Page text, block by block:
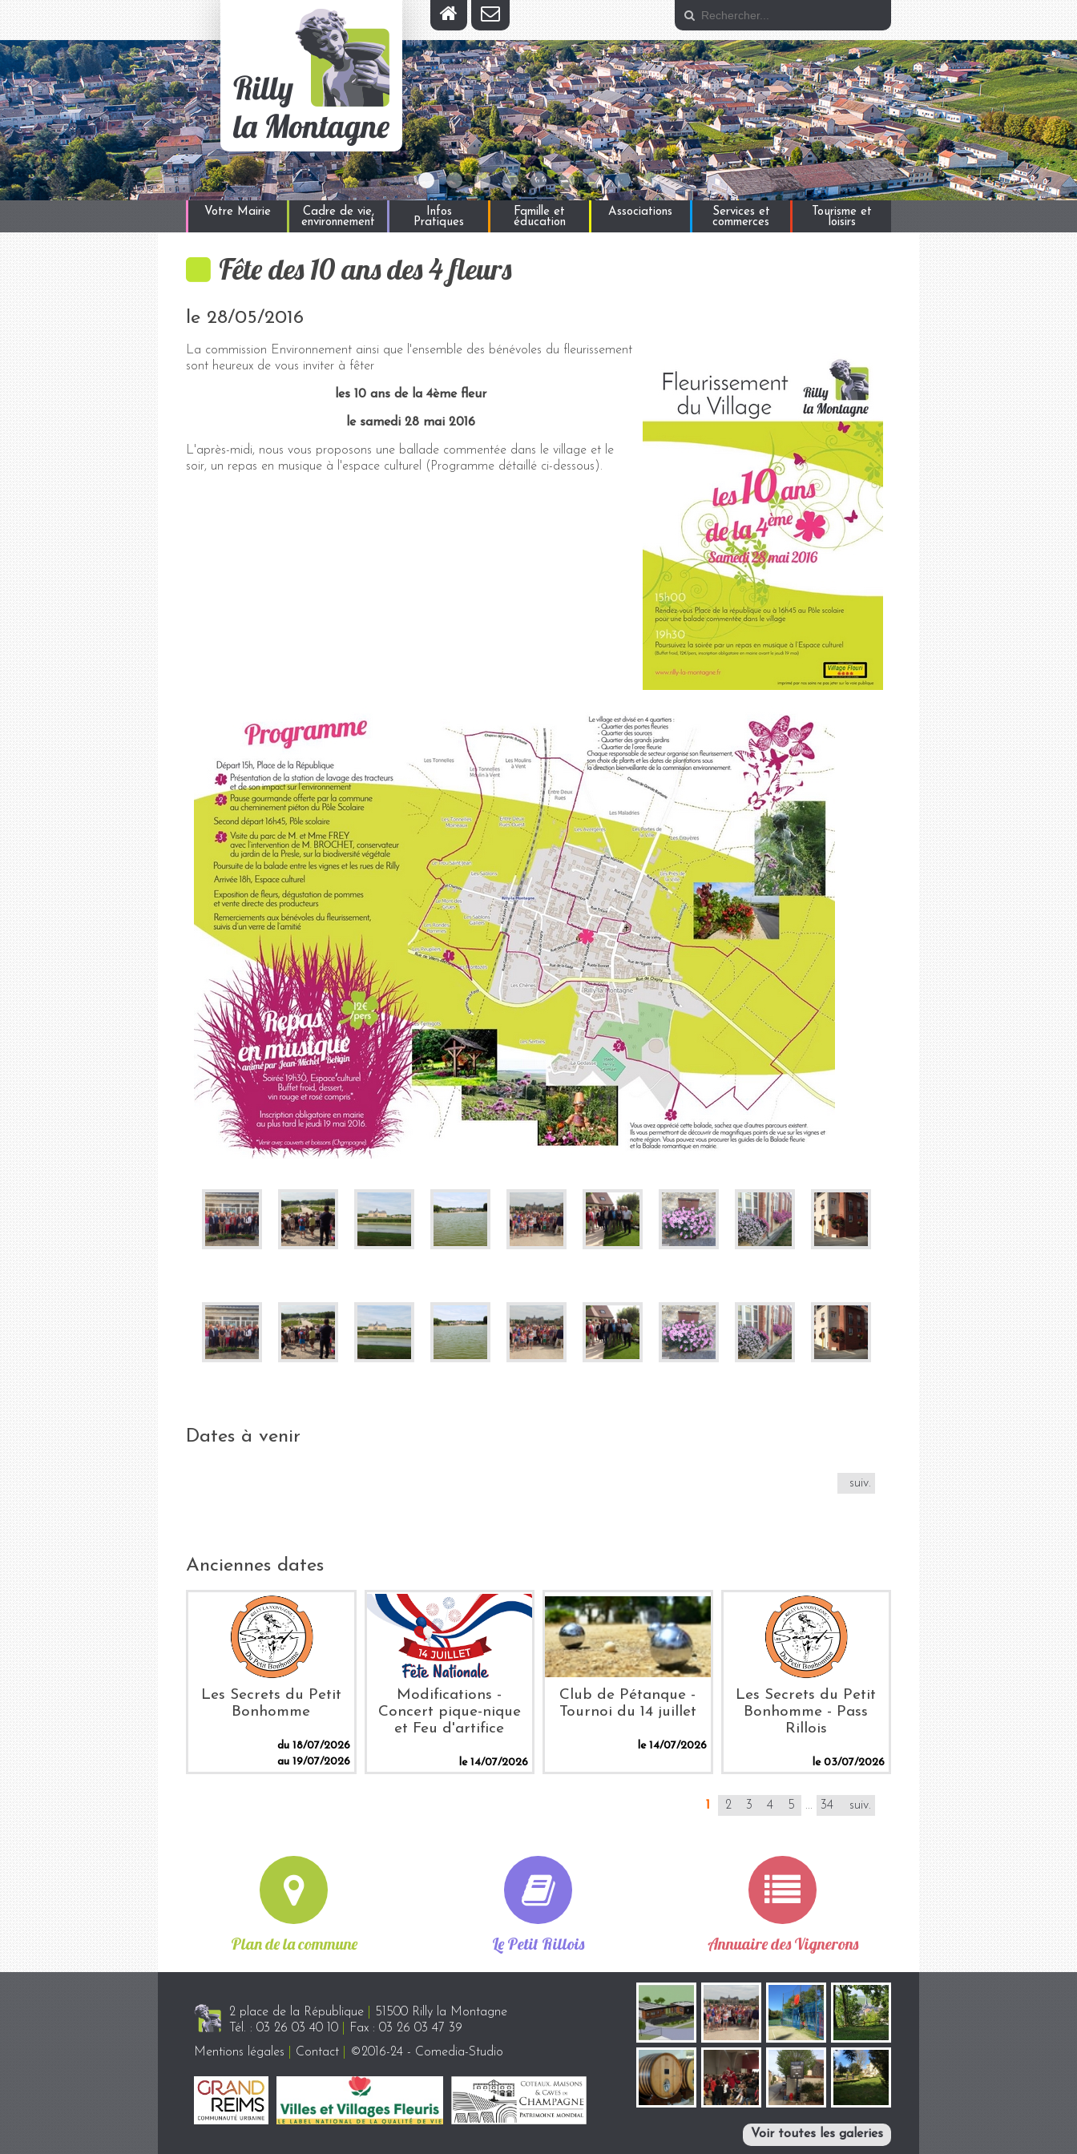
Votre Mairie
Cadre de vie,
environnement
Infos
Pratiques
Famille et
éducation
Associations
Services et
commerces
Tourisme et
loisirs
Fête des 10 ans des 4 fleurs
le 28/05/2016
La commission Environnement ainsi que l'ensemble des bénévoles du fleurissement
sont heureux de vous inviter à fêter
les 10 ans de la 4ème fleur
le samedi 28 mai 2016
L'après-midi, nous vous proposons une ballade commentée dans le village et le
soir, un repas en musique à l'espace culturel (Programme détaillé ci-dessous).
Dates à venir
suiv.
Anciennes dates
Les Secrets du Petit
Bonhomme
du 18/07/2026
au 19/07/2026
Modifications -
Concert pique-nique
et Feu d'artifice
le 14/07/2026
Club de Pétanque -
Tournoi du 14 juillet
le 14/07/2026
Les Secrets du Petit
Bonhomme - Pass
Rillois
le 03/07/2026
1 2 3 4 5 ... 34 suiv.
Plan de la commune Le Petit Rillois Annuaire des Vignerons
2 place de la République
51500 Rilly la Montagne
Tél. : 03 26 03 40 10
Fax : 03 26 03 47 39
Mentions légales
Contact ©2016-24 - Comedia-Studio
Voir toutes les galeries